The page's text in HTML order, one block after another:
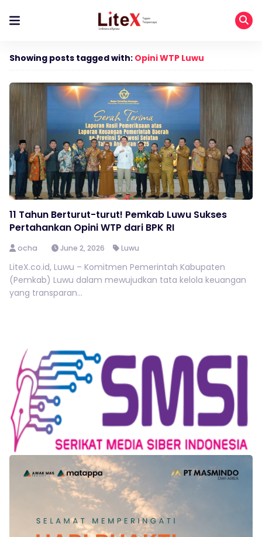
Showing posts tagged with: Opini WTP Luwu
11 Tahun Berturut-turut! Pemkab Luwu Sukses
Pertahankan Opini WTP dari BPK RI
ocha June 2, 2026 Luwu
LiteX.co.id, Luwu – Komitmen Pemerintah Kabupaten
(Pemkab) Luwu dalam mewujudkan tata kelola keuangan
yang transparan...